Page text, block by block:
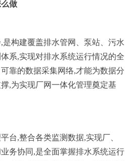
做
构建覆盖排水管网、泵站、污水
系,实现对排水系统运行情况的全
靠的数据采集网络,才能为数据分
,为实现厂网一体化管理奠定基
台,整合各类监测数据,实现厂、
务协同,是全面掌握排水系统运行